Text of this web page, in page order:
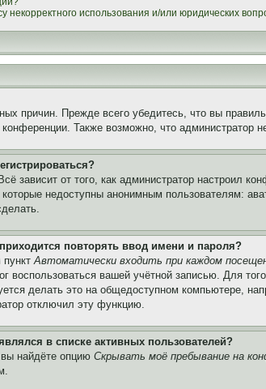
некорректного использования и/или юридических
причин. Прежде всего убедитесь, что вы
Также возможно, что администратор
зависит от того, как администратор настроил
недоступны анонимным пользователям:
повторять ввод имени и пароля?
пунктАвтоматически входить при каждом
воспользоваться вашей учётной записью. Для
делать это на общедоступном компьютере,
отключил эту функцию.
в списке активных пользователей?
вы найдёте опцию Скрывать моё пребывание на